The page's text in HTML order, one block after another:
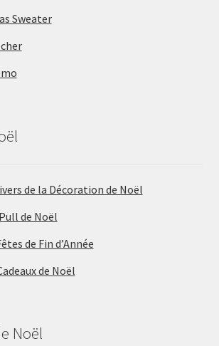
Sweater
de la Décoration de Noël
de Noël
de Fin d’Année
de Noël
Noël